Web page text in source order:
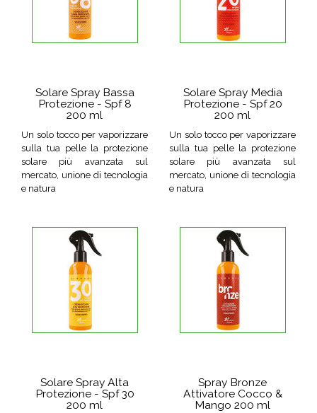
Solare Spray Bassa
Protezione - Spf 8
200 ml
Un solo tocco per vaporizzare
sulla tua pelle la protezione
solare più avanzata sul
mercato, unione di tecnologia
e natura
Solare Spray Media
Protezione - Spf 20
200 ml
Un solo tocco per vaporizzare
sulla tua pelle la protezione
solare più avanzata sul
mercato, unione di tecnologia
e natura
Solare Spray Alta
Protezione - Spf 30
200 ml
Spray Bronze
Attivatore Cocco &
Mango 200 ml